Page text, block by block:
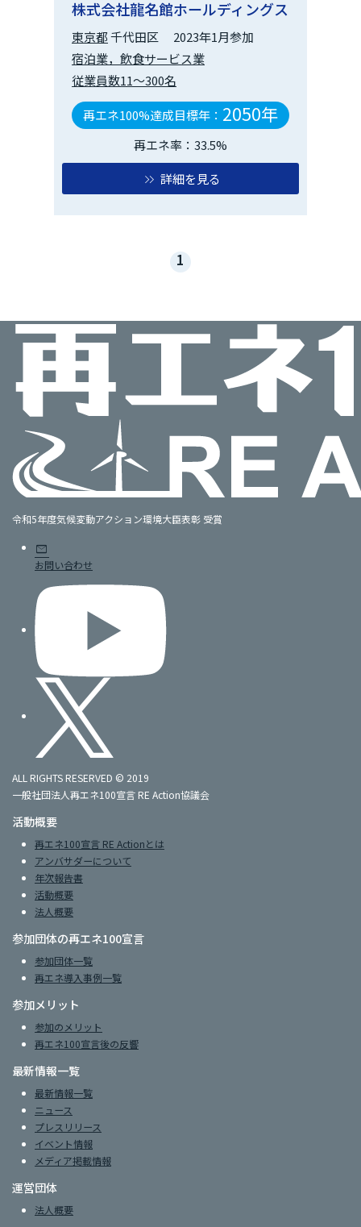
株式会社龍名館ホールディングス
東京都千代田区
2023年1月参加
宿泊業，飲食サービス業
従業員数11～300名
再エネ100%達成目標年： 2050年
再エネ率：33.5%
詳細を見る
1
令和5年度気候変動アクション環境大臣表彰 受賞
mail
お問い合わせ
ALL RIGHTS RESERVED © 2019
一般社団法人再エネ100宣言 RE Action協議会
活動概要
再エネ100宣言 RE Actionとは
アンバサダーについて
年次報告書
活動概要
法人概要
参加団体の再エネ100宣言
参加団体一覧
再エネ導入事例一覧
参加メリット
参加のメリット
再エネ100宣言後の反響
最新情報一覧
最新情報一覧
ニュース
プレスリリース
イベント情報
メディア掲載情報
運営団体
法人概要